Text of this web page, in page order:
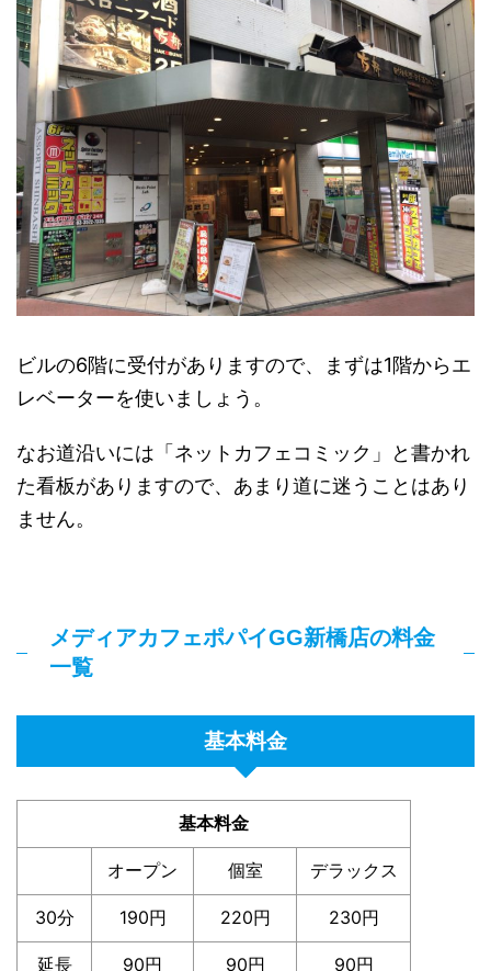
ビルの6階に受付がありますので、まずは1階からエ
レベーターを使いましょう。
なお道沿いには「ネットカフェコミック」と書かれ
た看板がありますので、あまり道に迷うことはあり
ません。
メディアカフェポパイGG新橋店の料金
一覧
基本料金
基本料金
オープン 個室 デラックス
30分 190円 220円 230円
延長 90円 90円 90円